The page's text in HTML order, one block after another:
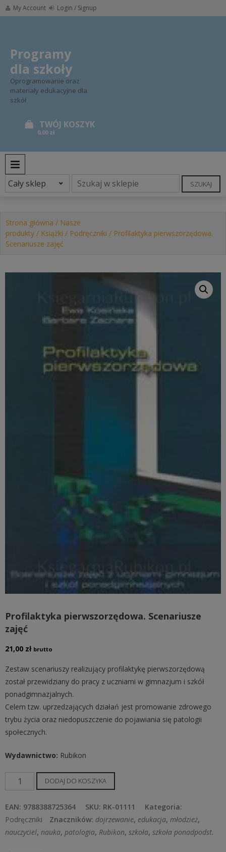
Skip
to
My Account Login / Signup
Programy
dla szkoły
Oprogramowanie oraz
materiały edukacyjne dla
szkół
0,00 zł
SZUKAJ
Strona główna / Nasze
produkty / Książki / Podręczniki / Profilaktyka pierwszorzędowa.
Scenariusze zajęć
Profilaktyka pierwszorzędowa. Scenariusze
zajęć
21,00 zł brutto
Zestaw scenariuszy realizujący profilaktykę pierwszorzędową
został przewidziany do pracy z uczniami w gimnazjum i szkół
ponadgimnazjalnych.
Celem tzw. uprzedzających działań jest promowanie zdrowego
trybu życia oraz niedopuszczenie do pojawiania się patologii
społecznych.
Wydawnictwo: Rubikon
ilość
Profilaktyka
pierwszorzędowa.
Scenariusze
zajęć
DODAJ DO KOSZYKA
EAN: 9788388725364 SKU: RK-01111
Kategoria:
Podręczniki
Znaczników: dojrzewanie, edukacja, młodzież,
nauczyciel, nauka, patologia, Rubikon, szkoła, szkoła ponadpodst.